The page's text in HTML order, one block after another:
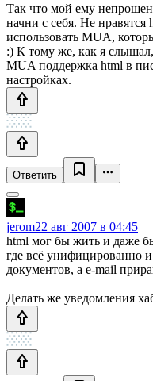
Так что мой ему
начни с себя. Не нравятся
использовать MUA,
:) К тому же, как я
MUA поддержка html в
настройках.
Ответить
jerom22 авг 2007 в 04:45
html мог бы жить и даже
где всё унифицированно
документов, а e-mail
Делать же уведомления